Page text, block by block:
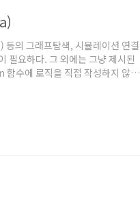
의 그래프탐색, 시뮬레이션 연결
필요하다. 그 외에는 그냥 제시된
수에 로직을 직접 작성하지 않았
보려고 시작하시는 분이나, 백준